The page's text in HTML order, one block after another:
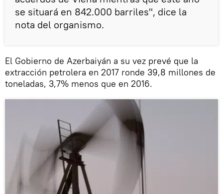
se situará en 842.000 barriles", dice la
nota del organismo.
El Gobierno de Azerbaiyán a su vez prevé que la
extracción petrolera en 2017 ronde 39,8 millones de
toneladas, 3,7% menos que en 2016.